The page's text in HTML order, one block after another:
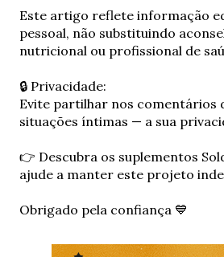
E
n
v
a
r
u
c
o
e
Este artigo reflete informação
pessoal, não substituindo
nutricional ou profissional de
🔒 Privacidade:
Evite partilhar nos comentários
situações íntimas — a sua
👉 Descubra os suplementos
ajude a manter este projeto
Obrigado pela confiança 💙